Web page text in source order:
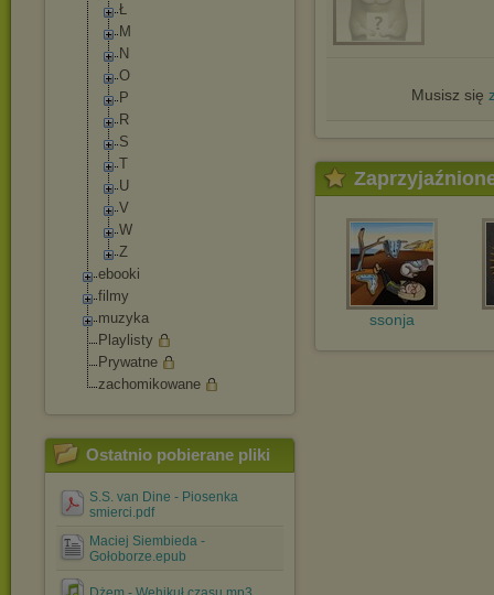
Ł
M
N
O
P
R
S
T
U
V
W
Z
ebooki
filmy
muzyka
Playlisty
Prywatne
zachomikowane
Ostatnio pobierane pliki
S.S. van Dine - Piosenka
smierci.pdf
Maciej Siembieda -
Gołoborze.epub
Musisz się
ssonja